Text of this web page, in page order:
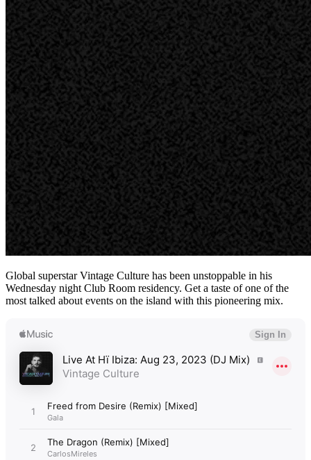
Global superstar Vintage Culture has been unstoppable in his
Wednesday night Club Room residency. Get a taste of one of the
most talked about events on the island with this pioneering mix.